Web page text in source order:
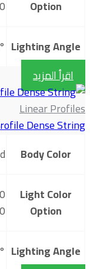
Option
Lighting Angle
اقرأ المزيد
Linear Profiles
Dense String
Body Color
Light Color
Option
Lighting Angle